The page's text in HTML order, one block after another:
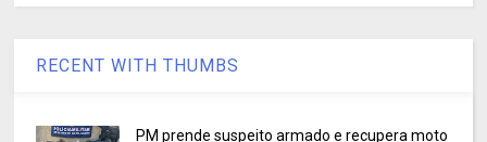
RECENT WITH THUMBS
PM prende suspeito armado e recupera moto